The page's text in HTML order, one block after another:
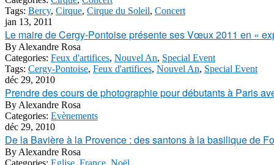
Tags: Bercy, Cirque, Cirque du Soleil, Concert
jan 13, 2011
Le maire de Cergy-Pontoise présente ses Vœux 2011 en «
By Alexandre Rosa
Categories: Feux d'artifices, Nouvel An, Special Event
Tags: Cergy-Pontoise, Feux d'artifices, Nouvel An, Special Event
déc 29, 2010
Prendre des cours de photographie pour débutants à Paris
By Alexandre Rosa
Categories: Evènements
déc 29, 2010
De la Bavière à la Provence : des santons à la basilique de
By Alexandre Rosa
Categories: Eglise, France, Noël